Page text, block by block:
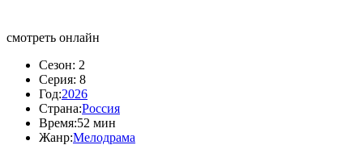
смотреть онлайн
Сезон: 2
Серия: 8
Год:2026
Страна:Россия
Время:52 мин
Жанр:Мелодрама